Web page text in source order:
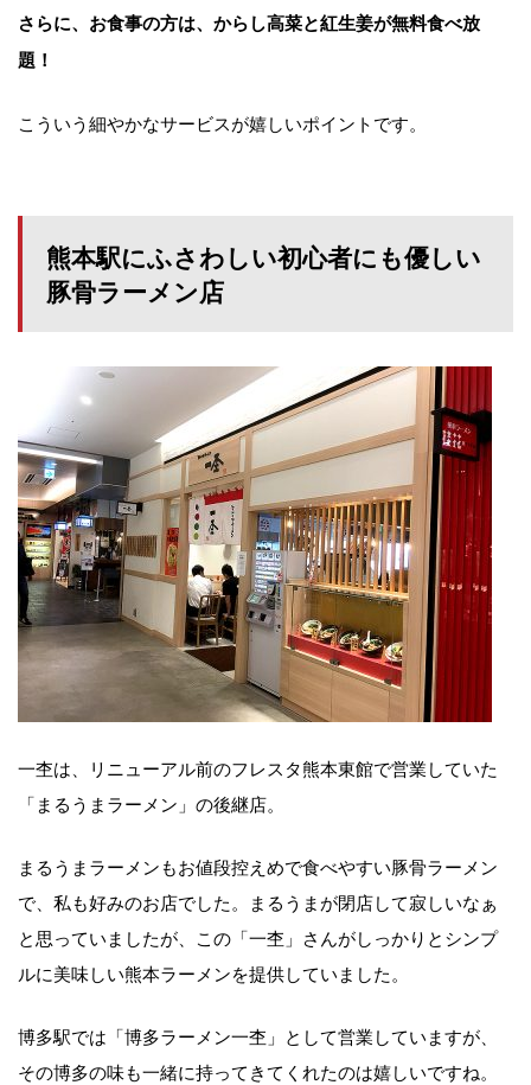
さらに、お食事の方は、からし高菜と紅生姜が無料食べ放
題！
こういう細やかなサービスが嬉しいポイントです。
熊本駅にふさわしい初心者にも優しい
豚骨ラーメン店
一杢は、リニューアル前のフレスタ熊本東館で営業していた
「まるうまラーメン」の後継店。
まるうまラーメンもお値段控えめで食べやすい豚骨ラーメン
で、私も好みのお店でした。まるうまが閉店して寂しいなぁ
と思っていましたが、この「一杢」さんがしっかりとシンプ
ルに美味しい熊本ラーメンを提供していました。
博多駅では「博多ラーメン一杢」として営業していますが、
その博多の味も一緒に持ってきてくれたのは嬉しいですね。